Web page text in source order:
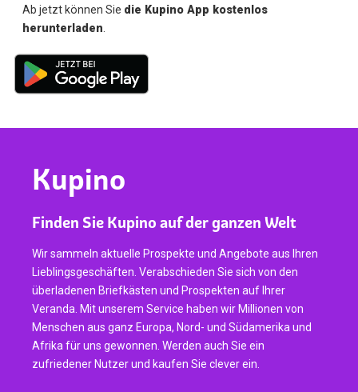
Ab jetzt können Sie die Kupino App kostenlos
herunterladen.
Kupino
Finden Sie Kupino auf der ganzen Welt
Wir sammeln aktuelle Prospekte und Angebote aus Ihren
Lieblingsgeschäften. Verabschieden Sie sich von den
überladenen Briefkästen und Prospekten auf Ihrer
Veranda. Mit unserem Service haben wir Millionen von
Menschen aus ganz Europa, Nord- und Südamerika und
Afrika für uns gewonnen. Werden auch Sie ein
zufriedener Nutzer und kaufen Sie clever ein.